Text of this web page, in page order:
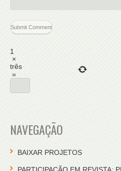
1
×
três
=
NAVEGAÇÃO
BAIXAR PROJETOS